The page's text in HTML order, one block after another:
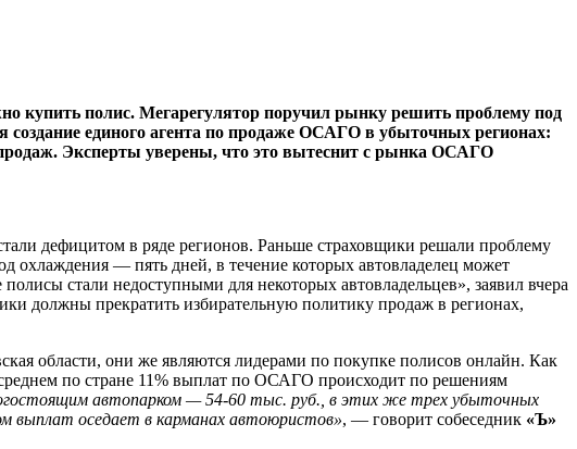
купить полис. Мегарегулятор поручил рынку решить проблему под
единого агента по продаже ОСАГО в убыточных регионах:
Эксперты уверены, что это вытеснит с рынка ОСАГО
дефицитом в ряде регионов. Раньше страховщики решали проблему
охлаждения — пять дней, в течение которых автовладелец может
стали недоступными для некоторых автовладельцев», заявил вчера
должны прекратить избирательную политику продаж в регионах,
области, они же являются лидерами по покупке полисов онлайн. Как
по стране 11% выплат по ОСАГО происходит по решениям
автопарком — 54-60 тыс. руб., в этих же трех убыточных
выплат оседает в карманах автоюристов», — говорит собеседник «Ъ»